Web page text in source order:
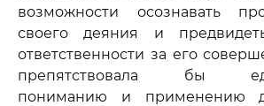
возможности осознавать
своего деяния и
ответственности за его
препятствовала бы
пониманию и применению